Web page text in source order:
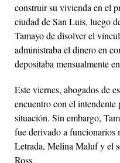
construir su vivienda en el
ciudad de San Luis, luego
Tamayo de disolver el
administraba el dinero en
depositaba mensualmente
Este viernes, abogados de
encuentro con el intendente
situación. Sin embargo,
fue derivado a funcionarios
Letrada, Melina Maluf y el
Ross.